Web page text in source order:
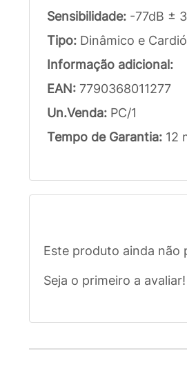
Sensibilidade: -77dB ±
Tipo: Dinâmico e
Informação adicional:
EAN: 7790368011277
Un.Venda: PC/1
Tempo de Garantia: 12
Este produto ainda não
Seja o primeiro a